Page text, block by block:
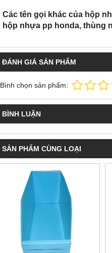
Các tên gọi khác của hộp
hộp nhựa pp honda, thùng
ĐÁNH GIÁ SẢN PHẨM
Bình chọn sản phẩm:
BÌNH LUẬN
SẢN PHẨM CÙNG LOẠI